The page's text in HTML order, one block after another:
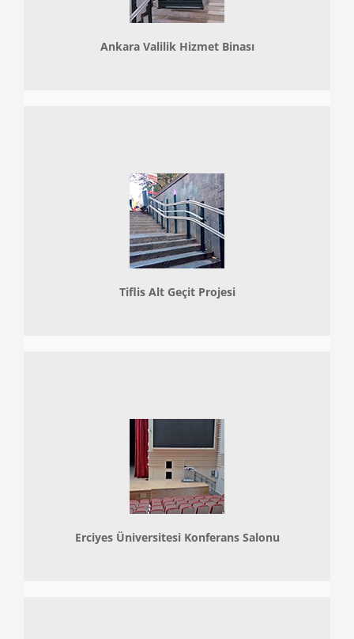
Ankara Valilik Hizmet Binası
Tiflis Alt Geçit Projesi
Erciyes Üniversitesi Konferans Salonu